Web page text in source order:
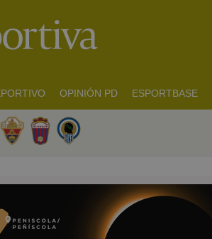
OPINIÓN PD ESPORTBASE